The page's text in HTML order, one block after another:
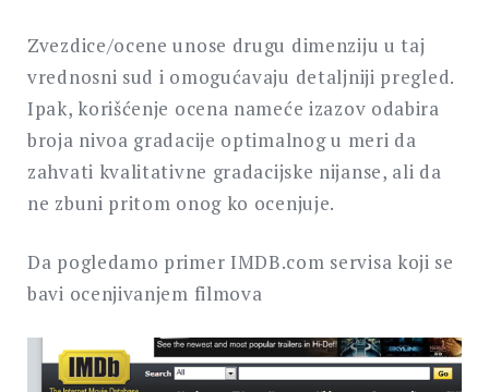
Zvezdice/ocene unose drugu dimenziju u taj
vrednosni sud i omogućavaju detaljniji pregled.
Ipak, korišćenje ocena nameće izazov odabira
broja nivoa gradacije optimalnog u meri da
zahvati kvalitativne gradacijske nijanse, ali da
ne zbuni pritom onog ko ocenjuje.
Da pogledamo primer IMDB.com servisa koji se
bavi ocenjivanjem filmova